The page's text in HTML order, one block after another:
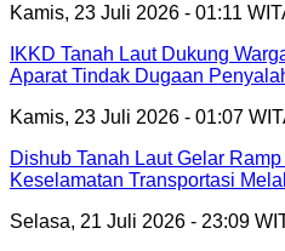
Kamis, 23 Juli 2026 - 01:11
IKKD Tanah Laut Dukung
Aparat Tindak Dugaan
Kamis, 23 Juli 2026 - 01:07
Dishub Tanah Laut Gelar
Keselamatan Transportasi
Selasa, 21 Juli 2026 - 23:09